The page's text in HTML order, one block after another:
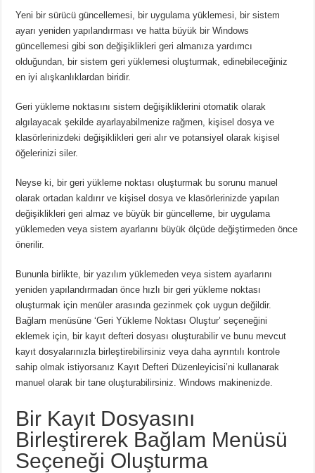
Yeni bir sürücü güncellemesi, bir uygulama yüklemesi, bir sistem
ayarı yeniden yapılandırması ve hatta büyük bir Windows
güncellemesi gibi son değişiklikleri geri almanıza yardımcı
olduğundan, bir sistem geri yüklemesi oluşturmak, edinebileceğiniz
en iyi alışkanlıklardan biridir.
Geri yükleme noktasını sistem değişikliklerini otomatik olarak
algılayacak şekilde ayarlayabilmenize rağmen, kişisel dosya ve
klasörlerinizdeki değişiklikleri geri alır ve potansiyel olarak kişisel
öğelerinizi siler.
Neyse ki, bir geri yükleme noktası oluşturmak bu sorunu manuel
olarak ortadan kaldırır ve kişisel dosya ve klasörlerinizde yapılan
değişiklikleri geri almaz ve büyük bir güncelleme, bir uygulama
yüklemeden veya sistem ayarlarını büyük ölçüde değiştirmeden önce
önerilir.
Bununla birlikte, bir yazılım yüklemeden veya sistem ayarlarını
yeniden yapılandırmadan önce hızlı bir geri yükleme noktası
oluşturmak için menüler arasında gezinmek çok uygun değildir.
Bağlam menüsüne ‘Geri Yükleme Noktası Oluştur’ seçeneğini
eklemek için, bir kayıt defteri dosyası oluşturabilir ve bunu mevcut
kayıt dosyalarınızla birleştirebilirsiniz veya daha ayrıntılı kontrole
sahip olmak istiyorsanız Kayıt Defteri Düzenleyicisi’ni kullanarak
manuel olarak bir tane oluşturabilirsiniz. Windows makinenizde.
Bir Kayıt Dosyasını
Birleştirerek Bağlam Menüsü
Seçeneği Oluşturma